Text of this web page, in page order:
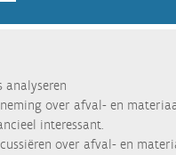
analyseren
over afval- en
interessant.
over afval- en